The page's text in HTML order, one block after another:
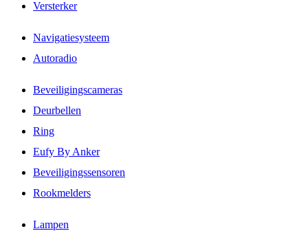
Versterker
Navigatiesysteem
Autoradio
Beveiligingscameras
Deurbellen
Ring
Eufy By Anker
Beveiligingssensoren
Rookmelders
Lampen